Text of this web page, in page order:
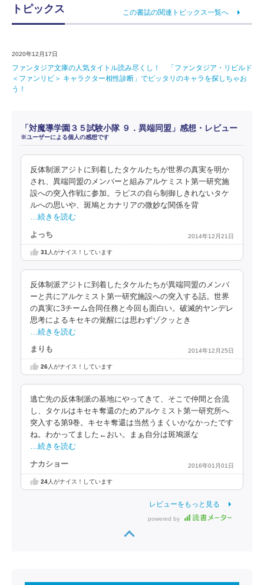
トピックス この書誌の関連トピックス一覧へ
2020年12月17日
ファンタジア文庫の人気タイトル読み尽くし！ 「ファンタジア・リビルド
＜ファンリビ＞ キャラクター相性診断」でピッタリのキャラを探しちゃお
う！
「対魔導学園３５試験小隊 ９．異端同盟」感想・レビュー
※ユーザーによる個人の感想です
反体制派アジトに到着したタケルたちが世界の真実を明か
され、異端同盟のメンバーと組みアルケミスト第一研究施
設への突入作戦に参加。ラピスの自ら制御しきれないタケ
ルへの思いや、斑鳩とカナリアの微妙な関係を背
…続きを読む
よっち 2014年12月21日
31 人がナイス！しています
反体制派アジトに到着したタケルたちが異端同盟のメンバ
ーと共にアルケミスト第一研究施設への突入する話。世界
の真実に3チーム合同任務と今回も面白い。破滅的ヤンデレ
思考によるキセキの覚醒には思わずゾクッとき
…続きを読む
まりも 2014年12月25日
26人がナイス！しています
逃亡先の反体制派の基地にやってきて、そこで仲間と合流
し、タケルはキセキ奪還のためアルケミスト第一研究所へ
突入する第9巻。キセキ奪還は当然うまくいかなかったです
ね。わかってました←おい。まぁ自分は斑鳩派な
…続きを読む
ナカショー 2016年01月01日
24人がナイス！しています
レビューをもっと見る
powered by